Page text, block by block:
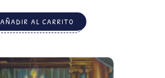
AÑADIR AL CARRITO